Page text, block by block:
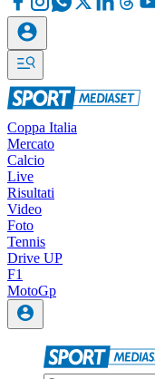
Coppa Italia
Mercato
Calcio
Live
Risultati
Video
Foto
Tennis
Drive UP
F1
MotoGp